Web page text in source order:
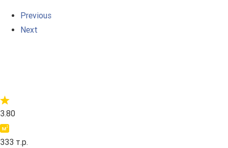
Previous
Next
3.80
333 т.р.